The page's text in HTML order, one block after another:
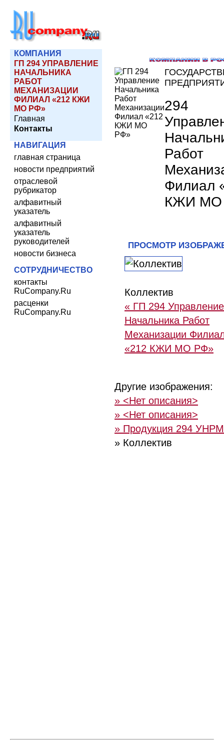
КОМПАНИЯ
ГП 294 УПРАВЛЕНИЕ
НАЧАЛЬНИКА
РАБОТ
МЕХАНИЗАЦИИ
ФИЛИАЛ «212 КЖИ
МО РФ»
Главная
Контакты
НАВИГАЦИЯ
главная страница
новости предприятий
отраслевой
рубрикатор
алфавитный
указатель
алфавитный
указатель
руководителей
новости бизнеса
СОТРУДНИЧЕСТВО
контакты
RuCompany.Ru
расценки
RuCompany.Ru
294
Работ
Филиал
КЖИ МО
ПРОСМОТР
Коллектив
« ГП 294 Управление
Начальника Работ
Механизации
«212 КЖИ МО РФ»
Другие изображения:
» <Нет описания>
» <Нет описания>
» Продукция 294 УНРМ
» Коллектив